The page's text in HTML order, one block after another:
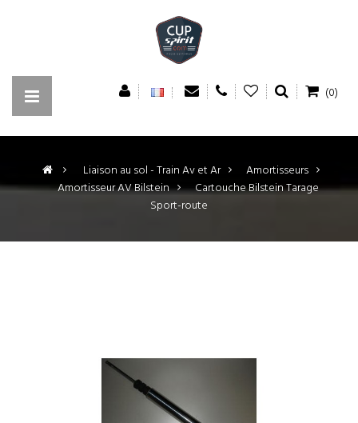
(0)
> Liaison au sol - Train Av et Ar >
Amortisseurs
>
Amortisseur AV Bilstein >
Cartouche Bilstein Tarage
Sport-route